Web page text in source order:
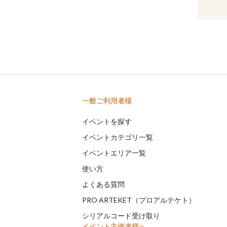
一般ご利用者様
イベントを探す
イベントカテゴリ一覧
イベントエリア一覧
使い方
よくある質問
PRO ARTEKET（プロアルテケト）
シリアルコード受け取り